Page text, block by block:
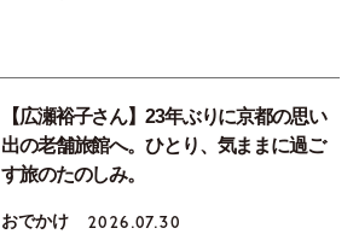
【広瀬裕子さん】23年ぶりに京都の思い
出の老舗旅館へ。ひとり、気ままに過ご
す旅のたのしみ。
おでかけ 2026.07.30